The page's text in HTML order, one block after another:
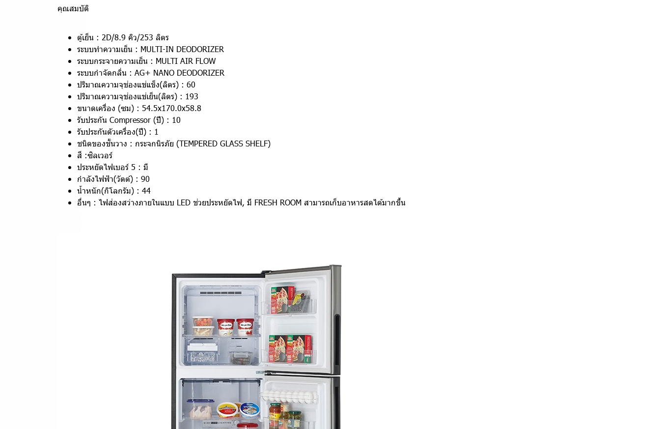
คุณสมบัติ
ตู้เย็น : 2D/8.9 คิว/253 ลิตร
ระบบทำความเย็น : MULTI-IN DEODORIZER
ระบบกระจายความเย็น : MULTI AIR FLOW
ระบบกำจัดกลิ่น : AG+ NANO DEODORIZER
ปริมาณความจุช่องแช่แข็ง(ลิตร) : 60
ปริมาณความจุช่องแช่เย็น(ลิตร) : 193
ขนาดเครื่อง (ซม) : 54.5x170.0x58.8
รับประกัน Compressor (ปี) : 10
รับประกันตัวเครื่อง(ปี) : 1
ชนิดของชั้นวาง : กระจกนิรภัย (TEMPERED GLASS SHELF)
สี :ซิลเวอร์
ประหยัดไฟเบอร์ 5 : มี
กำลังไฟฟ้า(วัตต์) : 90
น้ำหนัก(กิโลกรัม) : 44
อื่นๆ : ไฟส่องสว่างภายในแบบ LED ช่วยประหยัดไฟ, มี FRESH ROOM สามารถเก็บอาหารสดได้มากขึ้น